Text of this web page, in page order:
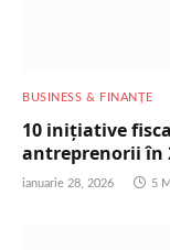
BUSINESS & FINANȚE
10 inițiative
antreprenorii în
ianuarie 28, 2026 5